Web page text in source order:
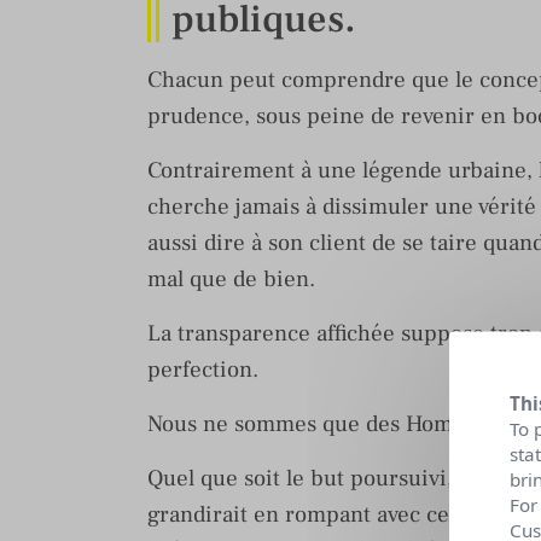
publiques.
Chacun peut comprendre que le
prudence, sous peine de revenir en
Contrairement à une légende
cherche jamais à dissimuler une
aussi dire à son client de se taire
mal que de bien.
La transparence affichée suppose
perfection.
Nous ne sommes que des Hommes et
Quel que soit le but poursuivi, aucun
grandirait en rompant avec cette
To